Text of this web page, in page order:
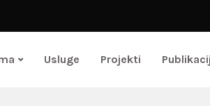
Usluge Projekti